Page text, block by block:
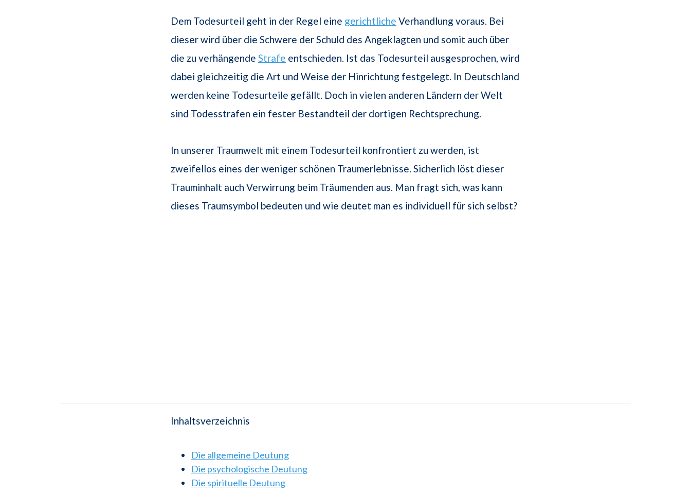
Dem Todesurteil geht in der Regel eine gerichtliche Verhandlung voraus. Bei
dieser wird über die Schwere der Schuld des Angeklagten und somit auch über
die zu verhängende Strafe entschieden. Ist das Todesurteil ausgesprochen, wird
dabei gleichzeitig die Art und Weise der Hinrichtung festgelegt. In Deutschland
werden keine Todesurteile gefällt. Doch in vielen anderen Ländern der Welt
sind Todesstrafen ein fester Bestandteil der dortigen Rechtsprechung.
In unserer Traumwelt mit einem Todesurteil konfrontiert zu werden, ist
zweifellos eines der weniger schönen Traumerlebnisse. Sicherlich löst dieser
Trauminhalt auch Verwirrung beim Träumenden aus. Man fragt sich, was kann
dieses Traumsymbol bedeuten und wie deutet man es individuell für sich selbst?
Inhaltsverzeichnis
Die allgemeine Deutung
Die psychologische Deutung
Die spirituelle Deutung